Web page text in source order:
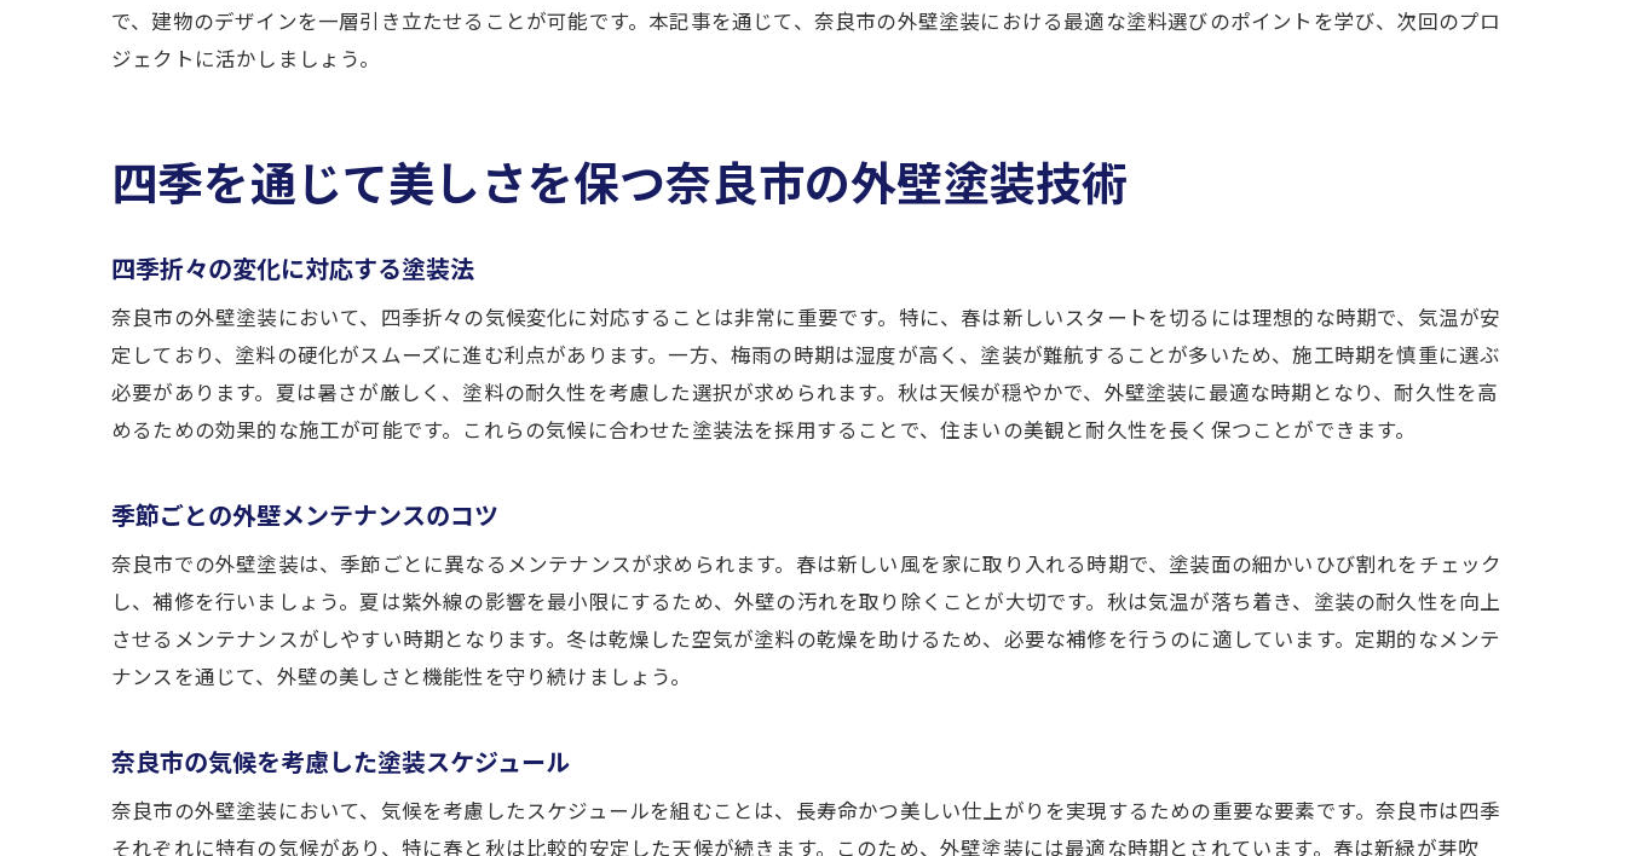
細部まで行き届いた仕上げ技術
長持ちする外壁塗装の選択肢
耐久性を高めるプロの施工技術
美観を損なわないメンテナンス法
奈良市の気候に適した外壁保護法
で、建物のデザインを一層引き立たせることが可能です。本記事を通じて、奈良市の外壁塗装における最適な塗料選びのポイントを学び、次回のプロ
ジェクトに活かしましょう。
四季を通じて美しさを保つ奈良市の外壁塗装技術
四季折々の変化に対応する塗装法
奈良市の外壁塗装において、四季折々の気候変化に対応することは非常に重要です。特に、春は新しいスタートを切るには理想的な時期で、気温が安
定しており、塗料の硬化がスムーズに進む利点があります。一方、梅雨の時期は湿度が高く、塗装が難航することが多いため、施工時期を慎重に選ぶ
必要があります。夏は暑さが厳しく、塗料の耐久性を考慮した選択が求められます。秋は天候が穏やかで、外壁塗装に最適な時期となり、耐久性を高
めるための効果的な施工が可能です。これらの気候に合わせた塗装法を採用することで、住まいの美観と耐久性を長く保つことができます。
季節ごとの外壁メンテナンスのコツ
奈良市での外壁塗装は、季節ごとに異なるメンテナンスが求められます。春は新しい風を家に取り入れる時期で、塗装面の細かいひび割れをチェック
し、補修を行いましょう。夏は紫外線の影響を最小限にするため、外壁の汚れを取り除くことが大切です。秋は気温が落ち着き、塗装の耐久性を向上
させるメンテナンスがしやすい時期となります。冬は乾燥した空気が塗料の乾燥を助けるため、必要な補修を行うのに適しています。定期的なメンテ
ナンスを通じて、外壁の美しさと機能性を守り続けましょう。
奈良市の気候を考慮した塗装スケジュール
奈良市の外壁塗装において、気候を考慮したスケジュールを組むことは、長寿命かつ美しい仕上がりを実現するための重要な要素です。奈良市は四季
それぞれに特有の気候があり、特に春と秋は比較的安定した天候が続きます。このため、外壁塗装には最適な時期とされています。春は新緑が芽吹